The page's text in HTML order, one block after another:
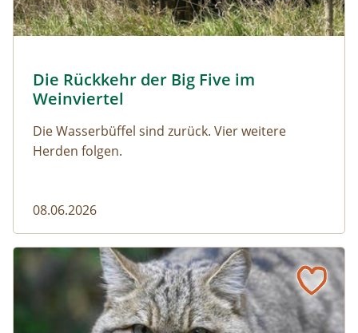
Naturmagazin: Die Rückkehr der Big Five im
Die Rückkehr der Big Five im
Weinviertel
Die Wasserbüffel sind zurück. Vier weitere
Herden folgen.
08.06.2026
Vom Acker zum Wildkatzen-Korridor